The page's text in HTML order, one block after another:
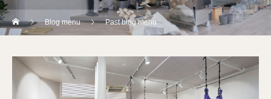
Blog menu Past blog menu